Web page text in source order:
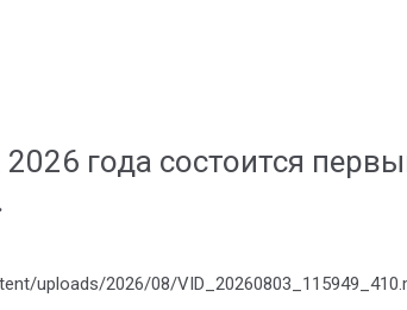
2026 года состоится
uploads/2026/08/